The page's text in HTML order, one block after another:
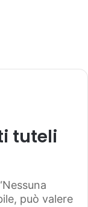
tuteli
può valere